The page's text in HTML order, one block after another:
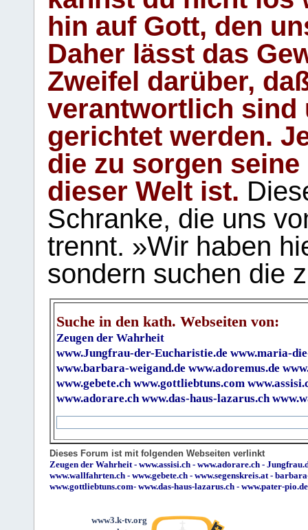
hin auf Gott, den
Daher lässt das
Zweifel darüber,
verantwortlich sind
gerichtet werden.
die zu sorgen
dieser Welt ist.
Schranke, die uns
trennt. »Wir haben
sondern suchen die
Suche in den kath. Webseiten von:
Zeugen der Wahrheit
www.Jungfrau-der-Eucharistie.de www.maria-
www.barbara-weigand.de www.adoremus.de
www.gebete.ch www.gottliebtuns.com
www.adorare.ch www.das-haus-lazarus.ch
Dieses Forum ist mit folgenden Webseiten verlinkt
Zeugen der Wahrheit- www.assisi.ch - www.adorare.ch -
www.wallfahrten.ch - www.gebete.ch - www.segenskreis.at-
www.gottliebtuns.com- www.das-haus-lazarus.ch - www.pater-pio.de
www3.k-tv.org